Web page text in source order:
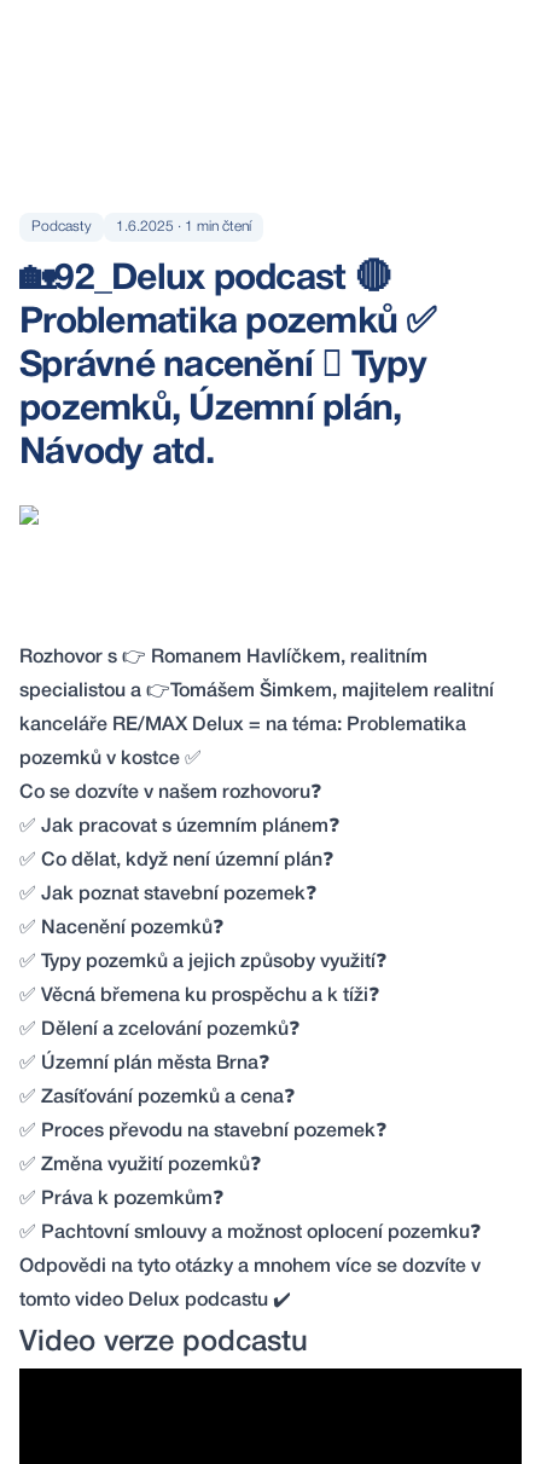
Podcasty 1.6.2025 · 1 min čtení
🏡92_Delux podcast 🔴
Problematika pozemků ✅
Správné nacenění 🪏 Typy
pozemků, Územní plán,
Návody atd.
Rozhovor s 👉 Romanem Havlíčkem, realitním
specialistou a 👉Tomášem Šimkem, majitelem realitní
kanceláře RE/MAX Delux = na téma: Problematika
pozemků v kostce ✅
Co se dozvíte v našem rozhovoru❓
✅ Jak pracovat s územním plánem❓
✅ Co dělat, když není územní plán❓
✅ Jak poznat stavební pozemek❓
✅ Nacenění pozemků❓
✅ Typy pozemků a jejich způsoby využití❓
✅ Věcná břemena ku prospěchu a k tíži❓
✅ Dělení a zcelování pozemků❓
✅ Územní plán města Brna❓
✅ Zasíťování pozemků a cena❓
✅ Proces převodu na stavební pozemek❓
✅ Změna využití pozemků❓
✅ Práva k pozemkům❓
✅ Pachtovní smlouvy a možnost oplocení pozemku❓
Odpovědi na tyto otázky a mnohem více se dozvíte v
tomto video Delux podcastu ✔️
Video verze podcastu